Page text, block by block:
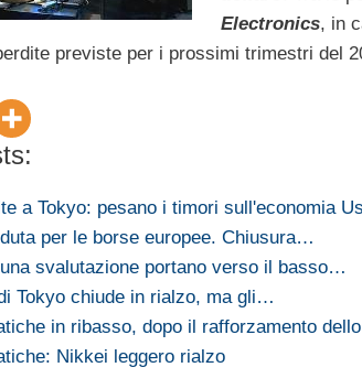
Electronics, in
previste per i prossimi trimestri del
a Tokyo: pesano i timori sull'economia
per le borse europee. Chiusura…
una svalutazione portano verso il basso…
Tokyo chiude in rialzo, ma gli…
in ribasso, dopo il rafforzamento
Nikkei leggero rialzo